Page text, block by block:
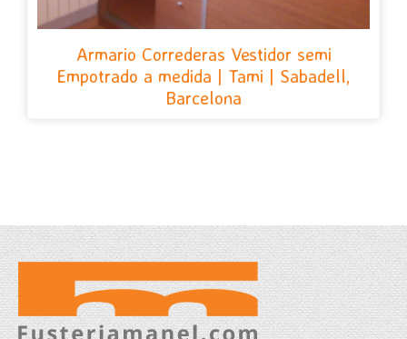
Armario Correderas Vestidor semi
Empotrado a medida | Tami | Sabadell,
Barcelona